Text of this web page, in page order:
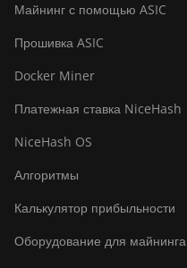
Майнинг с помощью ASIC
Прошивка ASIC
Docker Miner
Платежная ставка NiceHash
NiceHash OS
Алгоритмы
Калькулятор прибыльности
Оборудование для майнинга